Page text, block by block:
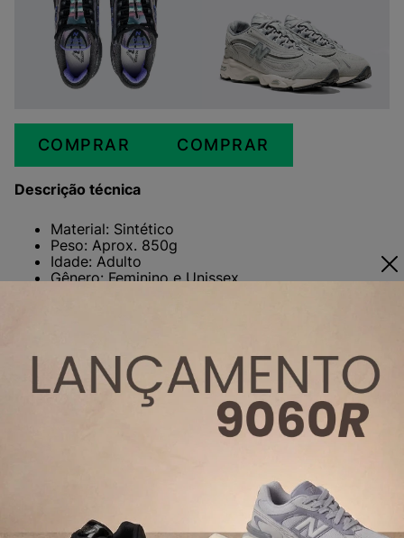
COMPRAR COMPRAR
Descrição técnica
Material: Sintético
Peso: Aprox. 850g
Idade: Adulto
Gênero: Feminino e Unissex
Tênis New Balance 9060
é a fusão perfeita entre o estilo retrô e
a inovação moderna, oferecendo um visual ousado e
um conforto excepcional. O tênis foi projetado para
clássicos da marca com uma estética contemporânea,
Confeccionado com uma combinação de materiais de